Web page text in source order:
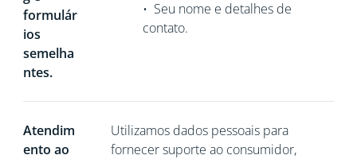
formulár
ios
semelha
ntes.
• Seu nome e detalhes de
contato.
Atendim
ento ao
Utilizamos dados pessoais para
fornecer suporte ao consumidor,